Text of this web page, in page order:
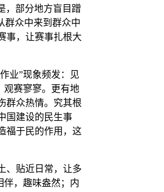
，部分地方盲目蹭
群众中来到群众中
事，让赛事扎根大
业”现象频发：见
观赛寥寥。更有地
群众热情。究其根
国建设的民生事
福于民的作用，这
、贴近日常，让多
伴，趣味盎然；内